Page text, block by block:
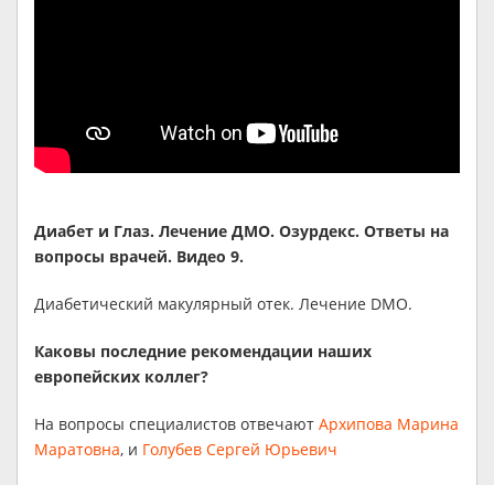
Диабет и Глаз. Лечение ДМО. Озурдекс. Ответы на
вопросы врачей. Видео 9.
Диабетический макулярный отек. Лечение DMO.
Каковы последние рекомендации наших
европейских коллег?
На вопросы специалистов отвечают Архипова Марина
Маратовна, и Голубев Сергей Юрьевич